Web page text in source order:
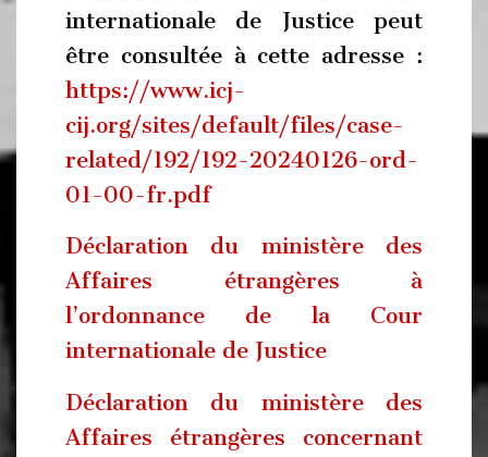
internationale de Justice peut
être consultée à cette adresse :
https://www.icj-
cij.org/sites/default/files/case-
related/192/192-20240126-ord-
01-00-fr.pdf
Déclaration du ministère des
Affaires étrangères à
l’ordonnance de la Cour
internationale de Justice
Déclaration du ministère des
Affaires étrangères concernant